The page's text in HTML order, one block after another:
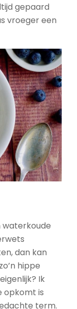
gepaard
vroeger een
waterkoude
dan kan
hippe
Ik
opkomt is
term.